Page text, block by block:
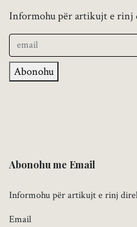
Informohu për artikujt e rinj
Abonohu
Abonohu me Email
Informohu për artikujt e rinj
Email